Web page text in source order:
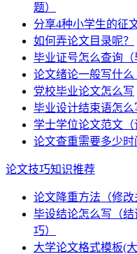
题）
分享4种小学生的征
如何弄论文目录呢？
毕业证号怎么查询（
论文绪论一般写什么
党校毕业论文怎么写
毕业设计结束语怎么
学士学位论文范文（
论文查重需要多少时
论文技巧知识推荐
论文降重方法（修改
毕设结论怎么写（
巧）
大学论文格式模板(